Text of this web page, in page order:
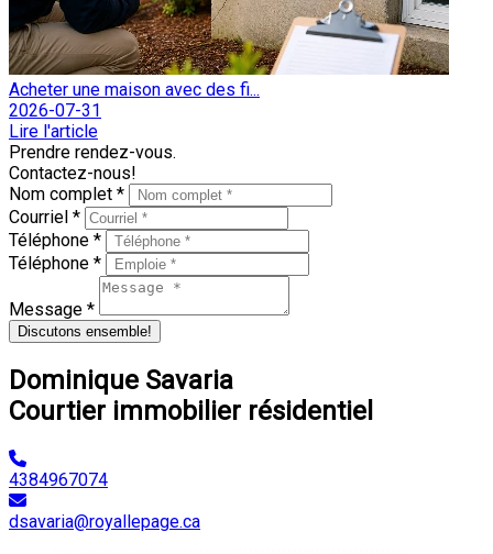
Acheter une maison avec des fi...
2026-07-31
Lire l'article
Prendre rendez-vous.
Contactez-nous!
Nom complet *
Courriel *
Téléphone *
Téléphone *
Message *
Discutons ensemble!
Dominique Savaria
Courtier immobilier résidentiel
4384967074
dsavaria@royallepage.ca